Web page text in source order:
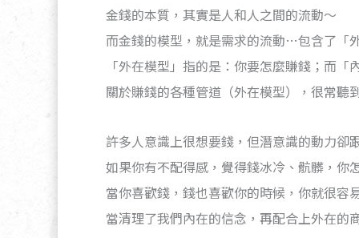
金錢的本質，其實是人和人之間的流動～
而金錢的模型，就是需求的流動…包含了「
「外在模型」指的是：你要怎麼賺錢；而
關於賺錢的各種管道（外在模型），很常
許多人意識上很想要錢，但潛意識的動力卻
如果你有不配得感，覺得錢冰冷、骯髒，你
當你喜歡錢，錢也喜歡你的時候，你就很容
當清理了我們內在的信念，再配合上外在的